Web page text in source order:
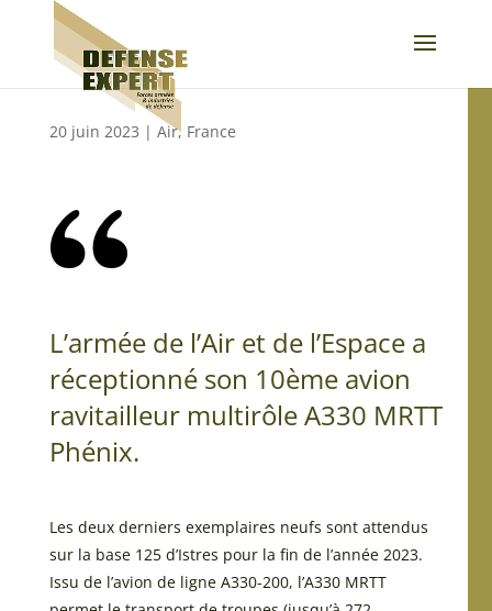
20 juin 2023 | Air, France
L’armée de l’Air et de l’Espace a
réceptionné son 10ème avion
ravitailleur multirôle A330 MRTT
Phénix.
Les deux derniers exemplaires neufs sont attendus
sur la base 125 d’Istres pour la fin de l’année 2023.
Issu de l’avion de ligne A330-200, l’A330 MRTT